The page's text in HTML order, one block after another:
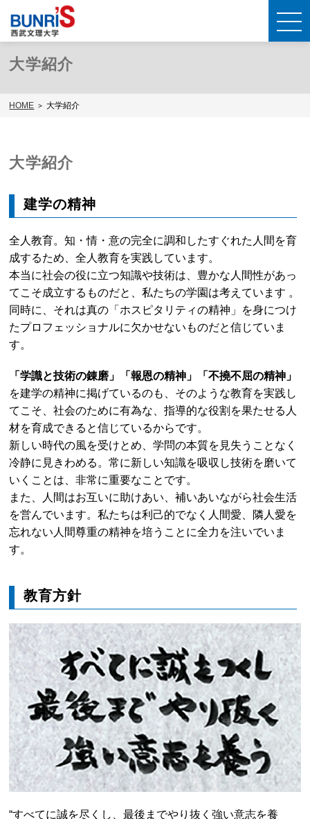
HOME 大学紹介
大学紹介
大学紹介
建学の精神
全人教育。知・情・意の完全に調和したすぐれた人間を育
成するため、全人教育を実践しています。
本当に社会の役に立つ知識や技術は、豊かな人間性があっ
てこそ成立するものだと、私たちの学園は考えています 。
同時に、それは真の「ホスピタリティの精神」を身につけ
たプロフェッショナルに欠かせないものだと信じていま
す。
「学識と技術の錬磨」「報恩の精神」「不撓不屈の精神」
を建学の精神に掲げているのも、そのような教育を実践し
てこそ、社会のために有為な、指導的な役割を果たせる人
材を育成できると信じているからです。
新しい時代の風を受けとめ、学問の本質を見失うことなく
冷静に見きわめる。常に新しい知識を吸収し技術を磨いて
いくことは、非常に重要なことです。
また、人間はお互いに助けあい、補いあいながら社会生活
を営んでいます。私たちは利己的でなく人間愛、隣人愛を
忘れない人間尊重の精神を培うことに全力を注いでいま
す。
教育方針
“すべてに誠を尽くし、最後までやり抜く強い意志を養